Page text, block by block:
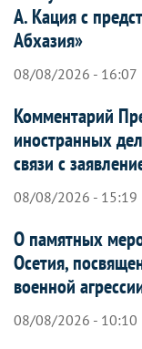
А. Кация с
Абхазия»
08/08/2026 - 16:07
Комментарий
иностранных
связи с
08/08/2026 - 15:19
О памятных
Осетия,
военной
08/08/2026 - 10:10